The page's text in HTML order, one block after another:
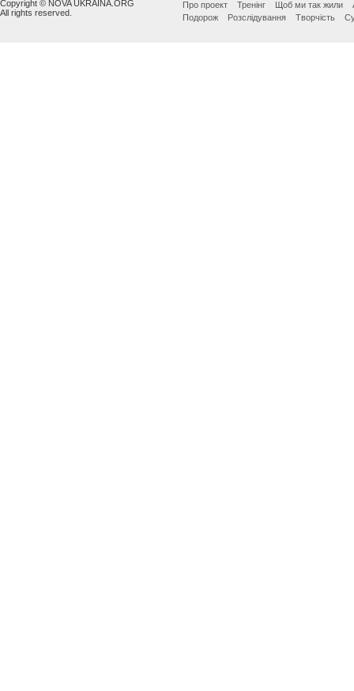
Copyright © NOVA UKRAINA.ORG
All rights reserved.
Про проект Тренінг Щоб ми так жили
Подорож
Розслідування Творчість